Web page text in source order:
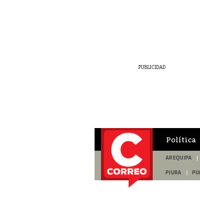
Política
AREQUIPA
PIURA